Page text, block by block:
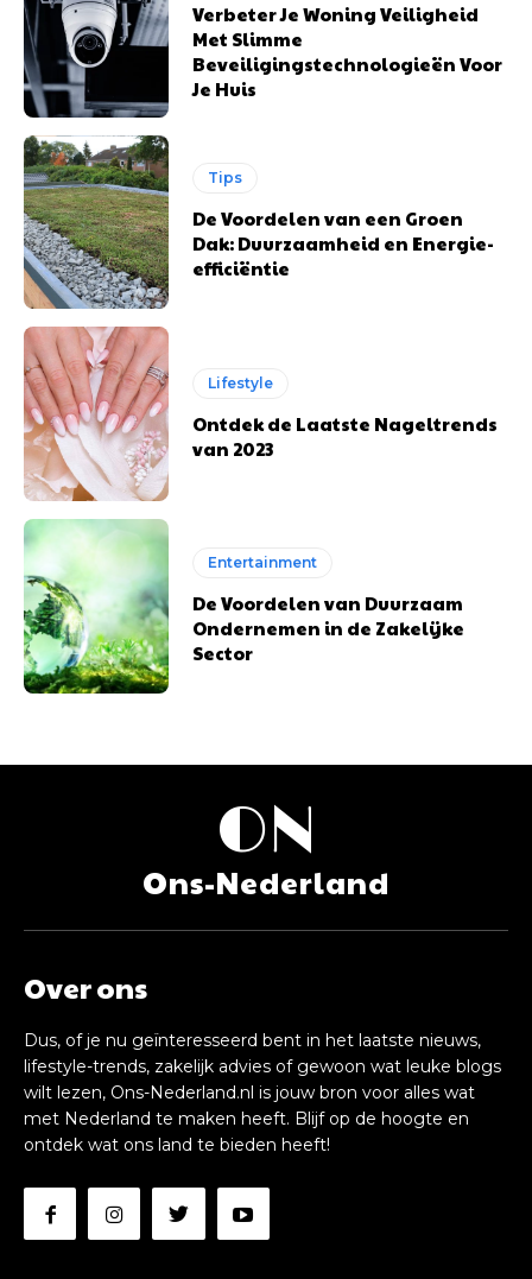
Verbeter Je Woning Veiligheid
Met Slimme
Beveiligingstechnologieën Voor
Je Huis
Tips
De Voordelen van een Groen
Dak: Duurzaamheid en Energie-
efficiëntie
Lifestyle
Ontdek de Laatste Nageltrends
van 2023
Entertainment
De Voordelen van Duurzaam
Ondernemen in de Zakelijke
Sector
ON
Ons-Nederland
Over ons
Dus, of je nu geïnteresseerd bent in het laatste nieuws,
lifestyle-trends, zakelijk advies of gewoon wat leuke blogs
wilt lezen, Ons-Nederland.nl is jouw bron voor alles wat
met Nederland te maken heeft. Blijf op de hoogte en
ontdek wat ons land te bieden heeft!